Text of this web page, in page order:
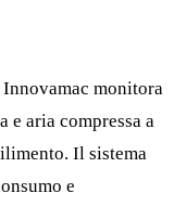
monitora
e aria compressa a
Il sistema
e